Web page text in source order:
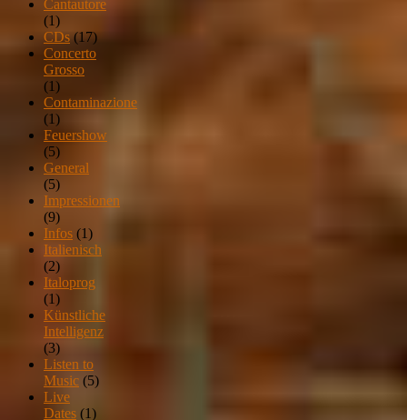
Cantautore
(1)
CDs(17)
Concerto
Grosso
(1)
Contaminazione
(1)
Feuershow
(5)
General
(5)
Impressionen
(9)
Infos (1)
Italienisch
(2)
Italoprog
(1)
Künstliche
Intelligenz
(3)
Listen to
Music (5)
Live
Dates (1)